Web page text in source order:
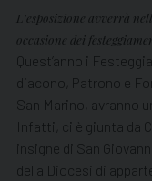
L'esposizione avverrà
occasione dei
Quest’anno i
diacono, Patrono e
San Marino, avranno
Infatti, ci è giunta da
insigne di San
della Diocesi di